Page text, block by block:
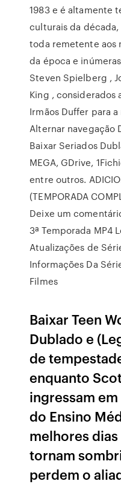
1983 e é altamente
culturais da
toda remetente aos
da época e
Steven Spielberg ,
King , considerados
Irmãos Duffer para
Alternar navegação
Baixar Seriados
MEGA, GDrive,
entre outros.
(TEMPORADA
Deixe um
3ª Temporada MP4
Atualizações de
Informações Da
Filmes
Baixar Teen
Dublado e
de
enquanto
ingressam
do Ensino
melhores dias
tornam
perdem o